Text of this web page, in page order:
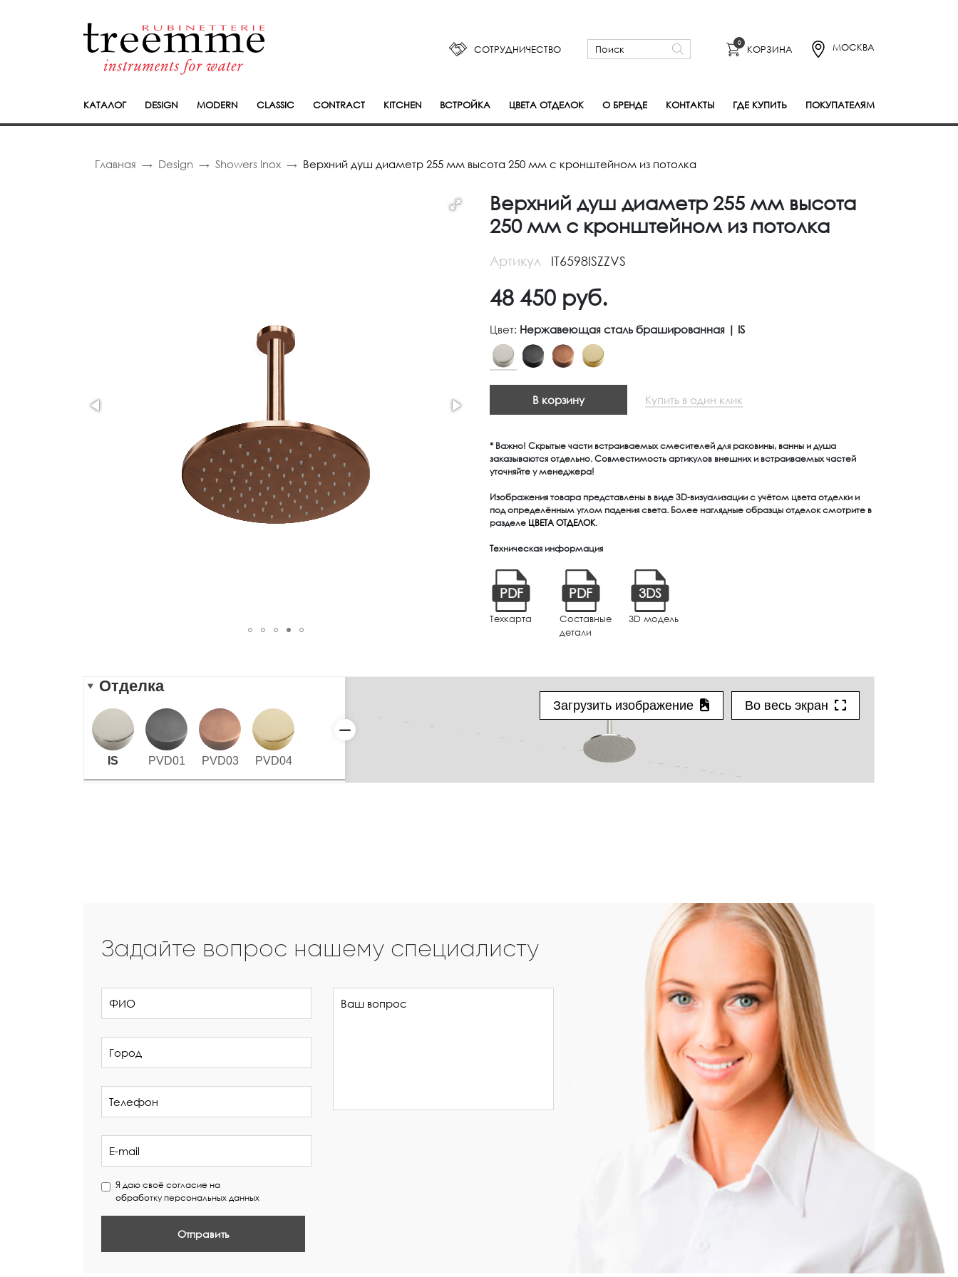
СОТРУДНИЧЕСТВО
0
КОРЗИНА МОСКВА
КАТАЛОГ DESIGN MODERN CLASSIC CONTRACT KITCHEN ВСТРОЙКА ЦВЕТА ОТДЕЛОК О БРЕНДЕ КОНТАКТЫ ГДЕ КУПИТЬ ПОКУПАТЕЛЯМ
Главная Design Showers Inox Верхний душ диаметр 255 мм высота 250 мм с кронштейном из потолка
Верхний душ диаметр 255 мм высота
250 мм с кронштейном из потолка
Артикул IT6598ISZZVS
48 450 руб.
Цвет: Нержавеющая сталь брашированная | IS
В корзину Купить в один клик
* Важно! Скрытые части встраиваемых смесителей для раковины, ванны и душа
заказываются отдельно. Совместимость артикулов внешних и встраиваемых частей
уточняйте у менеджера!
Изображения товара представлены в виде 3D-визуализации с учётом цвета отделки и
под определённым углом падения света. Более наглядные образцы отделок смотрите в
разделе ЦВЕТА ОТДЕЛОК.
Техническая информация
PDF
Техкарта
PDF
Составные
детали
3DS
3D модель
Задайте вопрос нашему специалисту
Я даю своё согласие на
обработку персональных данных
Отправить